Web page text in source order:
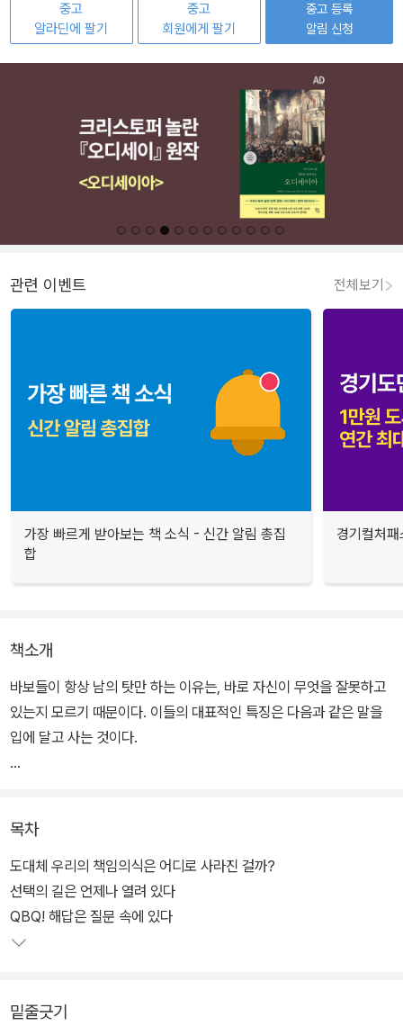
중고
알라딘에 팔기
중고
회원에게 팔기
중고 등록
알림 신청
관련 이벤트 전체보기
가장 빠르게 받아보는 책 소식 - 신간 알림 총집
합
경기컬처
책소개
바보들이 항상 남의 탓만 하는 이유는, 바로 자신이 무엇을 잘못하고
있는지 모르기 때문이다. 이들의 대표적인 특징은 다음과 같은 말을
입에 달고 사는 것이다.
이런 사람들에게 QBQ는 질문 속에 숨어 있는 현명한 해답을 알려 줌
으로써, 스스로를 변화시키는 법과 진정한 리더로 거듭나는 법을 알
려 준다.
목차
도대체 우리의 책임의식은 어디로 사라진 걸까?
선택의 길은 언제나 열려 있다
QBQ! 해답은 질문 속에 있다
밑줄긋기